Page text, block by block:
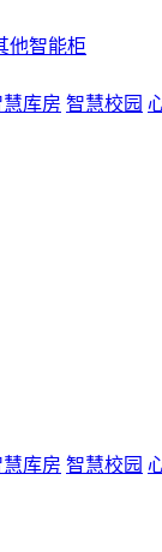
他智能柜
库房 智慧校园
库房 智慧校园